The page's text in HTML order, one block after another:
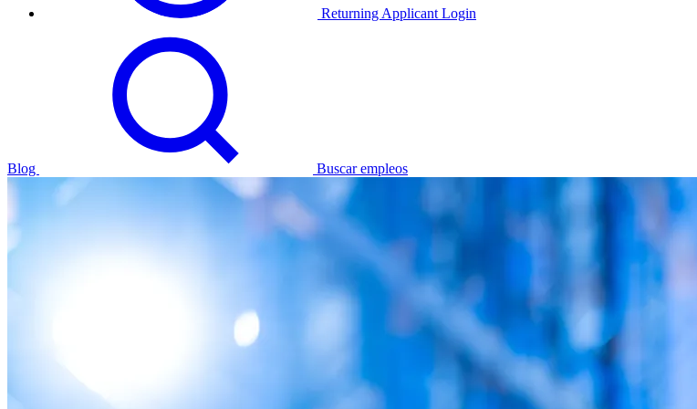
Returning Applicant Login
Blog Buscar empleos